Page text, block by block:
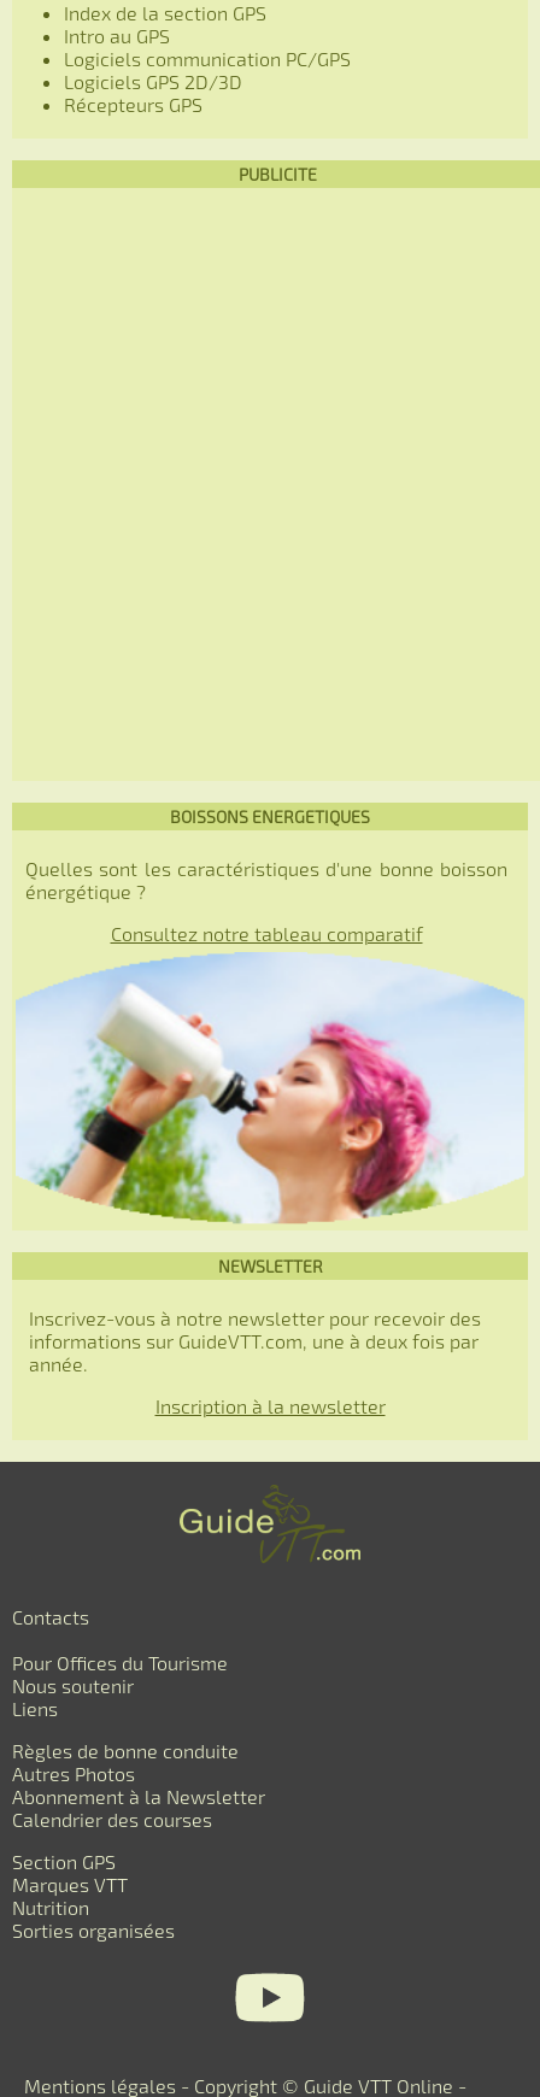
Index de la section GPS
Intro au GPS
Logiciels communication PC/GPS
Logiciels GPS 2D/3D
Récepteurs GPS
PUBLICITE
BOISSONS ENERGETIQUES
Quelles sont les caractéristiques d'une bonne boisson
énergétique ?
Consultez notre tableau comparatif
NEWSLETTER
Inscrivez-vous à notre newsletter pour recevoir des
informations sur GuideVTT.com, une à deux fois par
année.
Inscription à la newsletter
Contacts
Pour Offices du Tourisme
Nous soutenir
Liens
Règles de bonne conduite
Autres Photos
Abonnement à la Newsletter
Calendrier des courses
Section GPS
Marques VTT
Nutrition
Sorties organisées
Mentions légales - Copyright © Guide VTT Online -